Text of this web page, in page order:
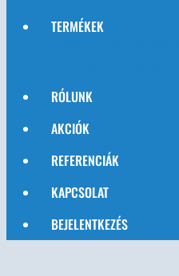
TERMÉKEK
RÓLUNK
AKCIÓK
REFERENCIÁK
KAPCSOLAT
BEJELENTKEZÉS